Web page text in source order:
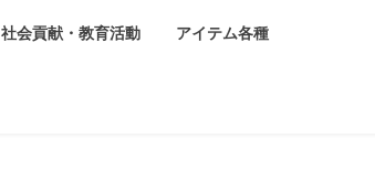
社会貢献・教育活動 アイテム各種